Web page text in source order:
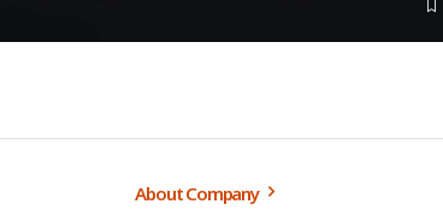
About Company